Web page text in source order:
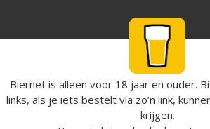
Biernet is alleen voor 18 jaar en ouder.
links, als je iets bestelt via zo’n link,
krijgen.